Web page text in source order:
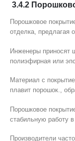
3.4.2
Порошковое
отделка, предлагая
Инженеры приносят
полиэфирная или
Материал с
плавит порошок.,
Порошковое
стабильную работу
Производители